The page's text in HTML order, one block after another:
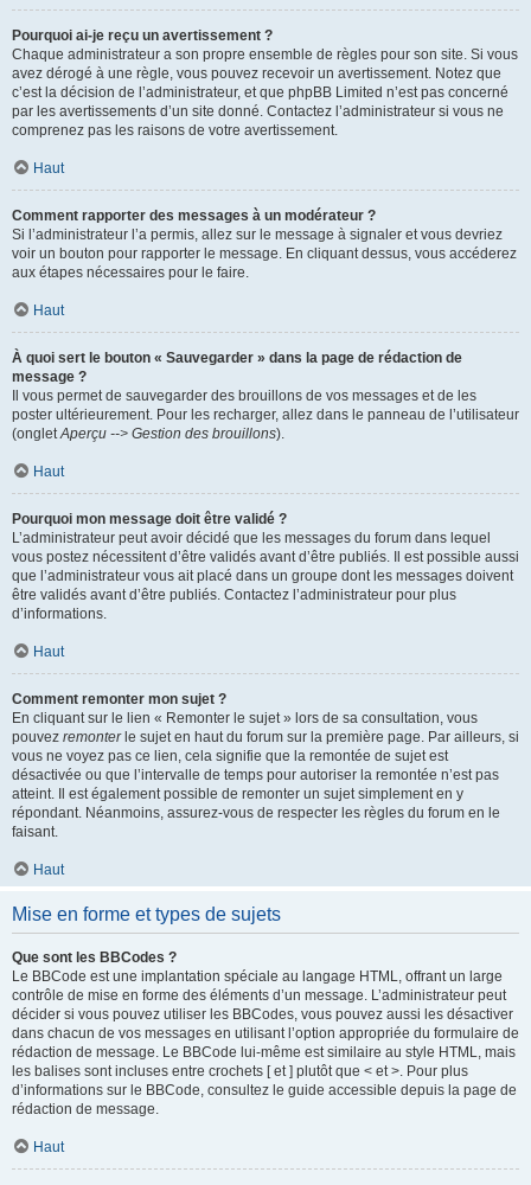
Pourquoi ai-je reçu un avertissement ?
Chaque administrateur a son propre ensemble de règles pour son site. Si vous
avez dérogé à une règle, vous pouvez recevoir un avertissement. Notez que
c’est la décision de l’administrateur, et que phpBB Limited n’est pas concerné
par les avertissements d’un site donné. Contactez l’administrateur si vous ne
comprenez pas les raisons de votre avertissement.
Haut
Comment rapporter des messages à un modérateur ?
Si l’administrateur l’a permis, allez sur le message à signaler et vous devriez
voir un bouton pour rapporter le message. En cliquant dessus, vous accéderez
aux étapes nécessaires pour le faire.
Haut
À quoi sert le bouton « Sauvegarder » dans la page de rédaction de
message ?
Il vous permet de sauvegarder des brouillons de vos messages et de les
poster ultérieurement. Pour les recharger, allez dans le panneau de l’utilisateur
(ongletAperçu --> Gestion des brouillons).
Haut
Pourquoi mon message doit être validé ?
L’administrateur peut avoir décidé que les messages du forum dans lequel
vous postez nécessitent d’être validés avant d’être publiés. Il est possible aussi
que l’administrateur vous ait placé dans un groupe dont les messages doivent
être validés avant d’être publiés. Contactez l’administrateur pour plus
d’informations.
Haut
Comment remonter mon sujet ?
En cliquant sur le lien « Remonter le sujet » lors de sa consultation, vous
pouvez remonterle sujet en haut du forum sur la première page. Par ailleurs, si
vous ne voyez pas ce lien, cela signifie que la remontée de sujet est
désactivée ou que l’intervalle de temps pour autoriser la remontée n’est pas
atteint. Il est également possible de remonter un sujet simplement en y
répondant. Néanmoins, assurez-vous de respecter les règles du forum en le
faisant.
Haut
Mise en forme et types de sujets
Que sont les BBCodes ?
Le BBCode est une implantation spéciale au langage HTML, offrant un large
contrôle de mise en forme des éléments d’un message. L’administrateur peut
décider si vous pouvez utiliser les BBCodes, vous pouvez aussi les désactiver
dans chacun de vos messages en utilisant l’option appropriée du formulaire de
rédaction de message. Le BBCode lui-même est similaire au style HTML, mais
les balises sont incluses entre crochets [ et ] plutôt que < et >. Pour plus
d’informations sur le BBCode, consultez le guide accessible depuis la page de
rédaction de message.
Haut